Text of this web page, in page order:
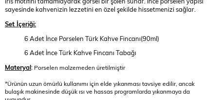
sayesinde kahvenizin lezzetini en özel şekilde hissetmenizi sağlar.
Set İçeriği:
6 Adet İnce Porselen Türk Kahve Fincanı(90ml)
6 Adet İnce Türk Kahve Fincanı Tabağı
Materyal: Porselen malzemeden üretilmiştir
*Ürünün uzun ömürlü kullanımı için elde yıkanması tavsiye edilir, ancak
bulaşık makinesinde düşük ısı ve hassas programlarda yıkanmaya da